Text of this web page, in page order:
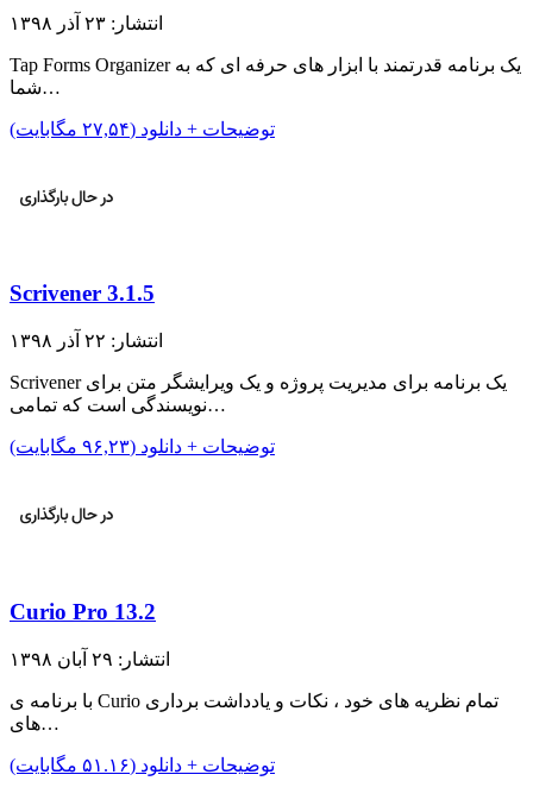
انتشار: ۲۳ آذر ۱۳۹۸
Tap Forms Organizer یک برنامه قدرتمند با ابزار های حرفه ای که به
شما…
توضیحات + دانلود (۲۷,۵۴ مگابایت)
Scrivener 3.1.5
انتشار: ۲۲ آذر ۱۳۹۸
Scrivener یک برنامه برای مدیریت پروژه و یک ویرایشگر متن برای
نویسندگی است که تمامی…
توضیحات + دانلود (۹۶,۲۳ مگابایت)
Curio Pro 13.2
انتشار: ۲۹ آبان ۱۳۹۸
با برنامه ی Curio تمام نظریه های خود ، نکات و یادداشت برداری
های…
توضیحات + دانلود (۵۱.۱۶ مگابایت)